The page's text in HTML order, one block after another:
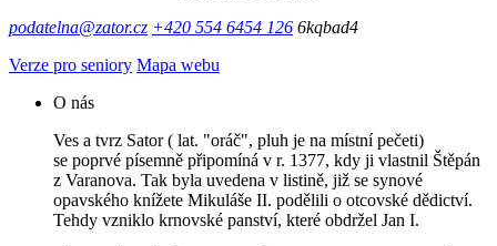
podatelna@zator.cz +420 554 6454 126 6kqbad4
Verze pro seniory Mapa webu
O nás
Ves a tvrz Sator ( lat. "oráč", pluh je na místní pečeti)
se poprvé písemně připomíná v r. 1377, kdy ji vlastnil Štěpán
z Varanova. Tak byla uvedena v listině, již se synové
opavského knížete Mikuláše II. podělili o otcovské dědictví.
Tehdy vzniklo krnovské panství, které obdržel Jan I.